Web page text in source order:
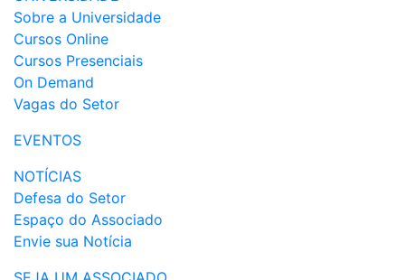
Sobre a Universidade
Cursos Online
Cursos Presenciais
On Demand
Vagas do Setor
EVENTOS
NOTÍCIAS
Defesa do Setor
Espaço do Associado
Envie sua Notícia